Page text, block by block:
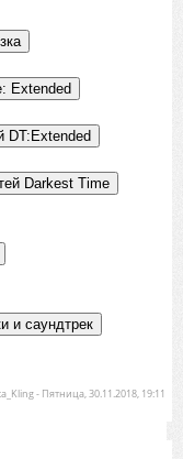
- Пятница, 30.11.2018, 19:11